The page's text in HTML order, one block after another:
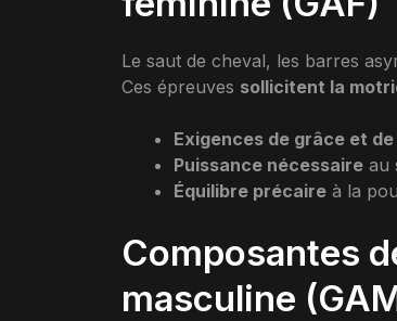
Le saut de cheval, les barres
Ces épreuves sollicitent la
Exigences de grâce et
Puissance nécessaire au
Équilibre précaire à la
Composantes
masculine